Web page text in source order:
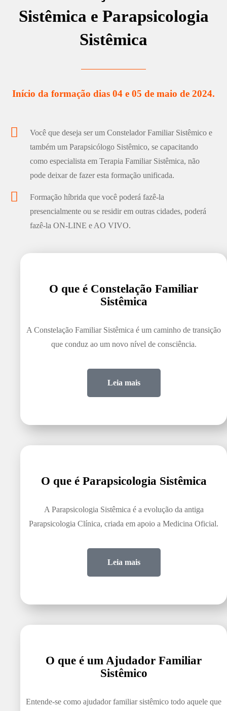
Sistêmica e Parapsicologia
Sistêmica
Início da formação dias 04 e 05 de maio de 2024.
Você que deseja ser um Constelador Familiar Sistêmico e
também um Parapsicólogo Sistêmico, se capacitando
como especialista em Terapia Familiar Sistêmica, não
pode deixar de fazer esta formação unificada.
Formação híbrida que você poderá fazê-la
presencialmente ou se residir em outras cidades, poderá
fazê-la ON-LINE e AO VIVO.
O que é Constelação Familiar
Sistêmica
A Constelação Familiar Sistêmica é um caminho de transição
que conduz ao um novo nível de consciência.
Leia mais
O que é Parapsicologia Sistêmica
A Parapsicologia Sistêmica é a evolução da antiga
Parapsicologia Clínica, criada em apoio a Medicina Oficial.
Leia mais
O que é um Ajudador Familiar
Sistêmico
Entende-se como ajudador familiar sistêmico todo aquele que